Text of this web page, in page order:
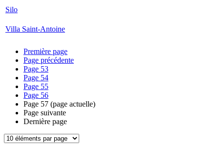
Silo
Villa Saint-Antoine
Première page
Page précédente
Page 53
Page 54
Page 55
Page 56
Page 57 (page actuelle)
Page suivante
Dernière page